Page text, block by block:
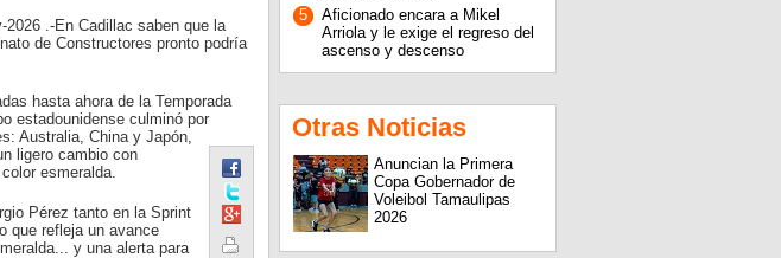
.-En Cadillac saben que la
de Constructores pronto podría
hasta ahora de la Temporada
estadounidense culminó por
Australia, China y Japón,
ligero cambio con
esmeralda.
Pérez tanto en la Sprint
que refleja un avance
y una alerta para
5
Aficionado encara a Mikel
Arriola y le exige el regreso del
ascenso y descenso
Otras Noticias
Anuncian la Primera
Copa Gobernador de
Voleibol Tamaulipas
2026